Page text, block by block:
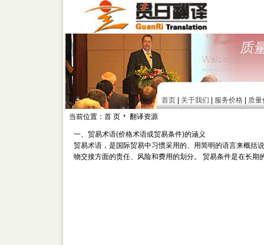
首页 关于我们 服务价格
质量
当前位置：首 页
翻译资源
一、贸易术语(价格术语或贸易条件)的涵义
贸易术语，是国际贸易中习惯采用的、用简明的语言来概括
物交接方面的责任、风险和费用的划分。 贸易条件是在长期